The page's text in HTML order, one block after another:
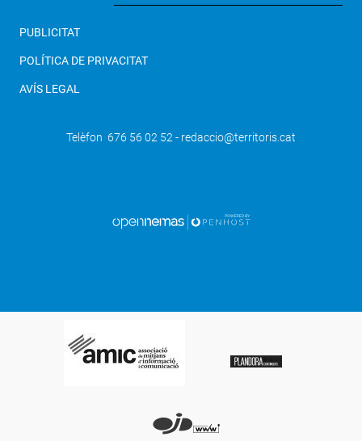
Els nens i nenes de Golmés celebren la
festa del Tió
PUBLICITAT
POLÍTICA DE PRIVACITAT
AVÍS LEGAL
Telèfon 676 56 02 52 - redaccio@territoris.cat